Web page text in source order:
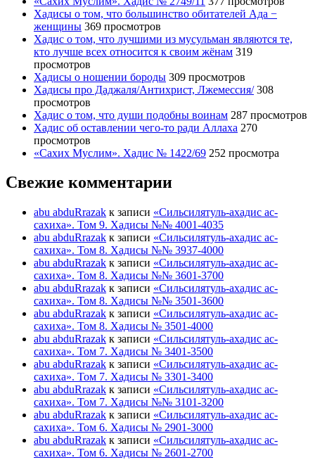
Хадисы о том, что большинство обитателей Ада −
женщины 369 просмотров
Хадис о том, что лучшими из мусульман являются те,
кто лучше всех относится к своим жёнам 319
просмотров
Хадисы о ношении бороды 309 просмотров
Хадисы про Даджаля/Антихрист, Лжемессия/ 308
просмотров
Хадис о том, что души подобны воинам 287 просмотров
Хадис об оставлении чего-то ради Аллаха 270
просмотров
«Сахих Муслим». Хадис № 1422/69 252 просмотра
Свежие комментарии
abu abduRrazak к записи «Сильсилятуль-ахадис ас-
сахиха». Том 9. Хадисы №№ 4001-4035
abu abduRrazak к записи «Сильсилятуль-ахадис ас-
сахиха». Том 8. Хадисы №№ 3937-4000
abu abduRrazak к записи «Сильсилятуль-ахадис ас-
сахиха». Том 8. Хадисы №№ 3601-3700
abu abduRrazak к записи «Сильсилятуль-ахадис ас-
сахиха». Том 8. Хадисы №№ 3501-3600
abu abduRrazak к записи «Сильсилятуль-ахадис ас-
сахиха». Том 8. Хадисы № 3501-4000
abu abduRrazak к записи «Сильсилятуль-ахадис ас-
сахиха». Том 7. Хадисы № 3401-3500
abu abduRrazak к записи «Сильсилятуль-ахадис ас-
сахиха». Том 7. Хадисы № 3301-3400
abu abduRrazak к записи «Сильсилятуль-ахадис ас-
сахиха». Том 7. Хадисы №№ 3101-3200
abu abduRrazak к записи «Сильсилятуль-ахадис ас-
сахиха». Том 6. Хадисы № 2901-3000
abu abduRrazak к записи «Сильсилятуль-ахадис ас-
сахиха». Том 6. Хадисы № 2601-2700